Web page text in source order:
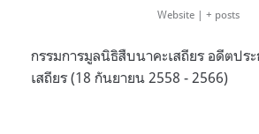
Website | + posts
กรรมการมูลนิธิสืบนาคะเสถียร อดีตปร
เสถียร (18 กันยายน 2558 - 2566)